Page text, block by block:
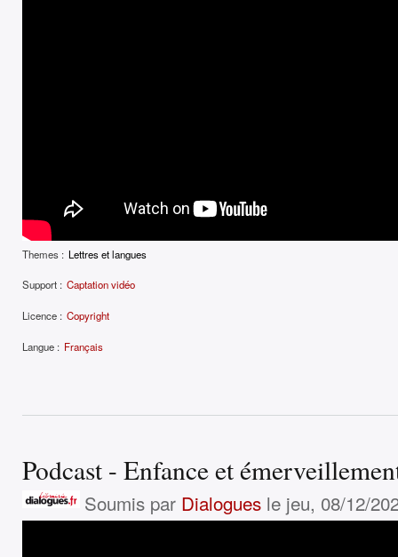
Themes : Lettres et langues
Support : Captation vidéo
Licence : Copyright
Langue : Français
Podcast - Enfance et
Soumis par Dialoguesle jeu, 08/12/